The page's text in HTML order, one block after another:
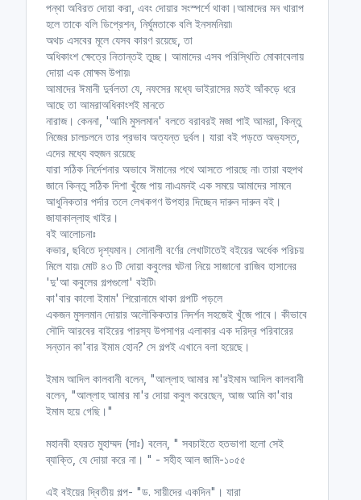
পন্থা অবিরত দোয়া করা, এবং দোয়ার সংস্পর্শে থাকা।আমাদের মন খারাপ
হলে তাকে বলি ডিপ্রেশন, নির্ঘুমতাকে বলি ইনসমনিয়া৷
অথচ এসবের মূলে যেসব কারণ রয়েছে, তা
অধিকাংশ ক্ষেত্রে নিতান্তই তুচ্ছ। আমাদের এসব পরিস্থিতি মোকাবেলায়
দোয়া এক মোক্ষম উপায়৷
আমাদের ঈমানী দুর্বলতা যে, নফসের মধ্যে ভাইরাসের মতই আঁকড়ে ধরে
আছে তা আমরাঅধিকাংশই মানতে
নারাজ। কেননা, 'আমি মুসলমান' বলতে বরাবরই মজা পাই আমরা, কিন্তু
নিজের চালচলনে তার প্রভাব অত্যন্ত দুর্বল। যারা বই পড়তে অভ্যস্ত,
এদের মধ্যে বহুজন রয়েছে
যারা সঠিক নির্দেশনার অভাবে ঈমানের পথে আসতে পারছে না৷ তারা বহুপথ
জানে কিন্তু সঠিক দিশা খুঁজে পায় না৷এমনই এক সময়ে আমাদের সামনে
আধুনিকতার পর্দার তলে লেখকগণ উপহার দিচ্ছেন দারুন দারুন বই।
জাযাকাল্লাহু খাইর।
বই আলোচনাঃ
কভার, ছবিতে দৃশ্যমান। সোনালী বর্ণের লেখাটাতেই বইয়ের অর্ধেক পরিচয়
মিলে যায়৷ মোট ৪৩ টি দোয়া কবুলের ঘটনা নিয়ে সাজানো রাজিব হাসানের
'দু'আ কবুলের গল্পগুলো' বইটি৷
কা'বার কালো ইমাম' শিরোনামে থাকা গল্পটি পড়লে
একজন মুসলমান দোয়ার অলৌকিকতার নিদর্শন সহজেই খুঁজে পাবে। কীভাবে
সৌদি আরবের বাইরের পারস্য উপসাগর এলাকার এক দরিদ্র পরিবারের
সন্তান কা'বার ইমাম হোন? সে গল্পই এখানে বলা হয়েছে।
ইমাম আদিল কালবানী বলেন, "আল্লাহ আমার মা'রইমাম আদিল কালবানী
বলেন, "আল্লাহ আমার মা'র দোয়া কবুল করেছেন, আজ আমি কা'বার
ইমাম হয়ে গেছি।"
মহানবী হযরত মুহাম্মদ (সাঃ) বলেন, " সবচাইতে হতভাগা হলো সেই
ব্যাক্তি, যে দোয়া করে না। " - সহীহ আল জামি-১০৫৫
এই বইয়ের দ্বিতীয় গল্প- "ড. সায়ীদের একদিন"। যারা